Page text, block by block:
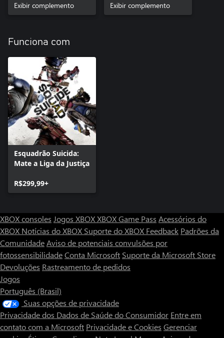
Deluxe
Exibir complemento
Deluxe Edition
Exibir complemento
Funciona com
Esquadrão Suicida:
Mate a Liga da Justiça
R$299,99+
XBOX consoles Jogos XBOXXBOX Game Pass Acessórios do
XBOX Notícias do XBOX Suporte do XBOX Feedback Padrões da
ComunidadeAviso de potenciais convulsões por
fotossensibilidadeConta Microsoft Suporte da Microsoft Store
Devoluções Rastreamento de pedidos
Jogos
Português (Brasil)
Suas opções de privacidade
Privacidade dos Dados de Saúde do Consumidor Entre em
contato com a Microsoft Privacidade e Cookies Gerenciar